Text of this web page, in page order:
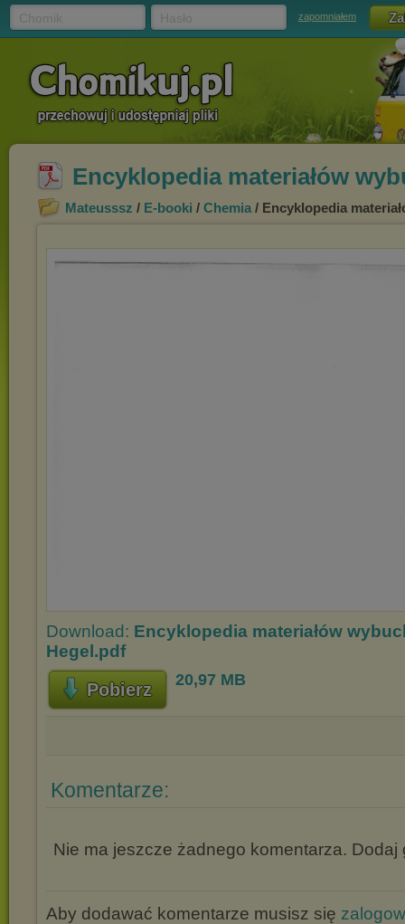
zapomniałem
Encyklopedia materiałów
Mateusssz / E-booki / Chemia / Encyklopedia
Download: Encyklopedia materiałów
Hegel.pdf
Pobierz 20,97 MB
Komentarze:
Nie ma jeszcze żadnego komentarza. Dodaj
Aby dodawać komentarze musisz się